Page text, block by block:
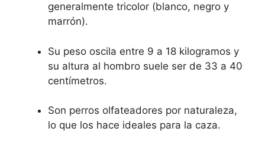
generalmente tricolor (blanco, negro y
marrón).
Su peso oscila entre 9 a 18 kilogramos y
su altura al hombro suele ser de 33 a 40
centímetros.
Son perros olfateadores por naturaleza,
lo que los hace ideales para la caza.